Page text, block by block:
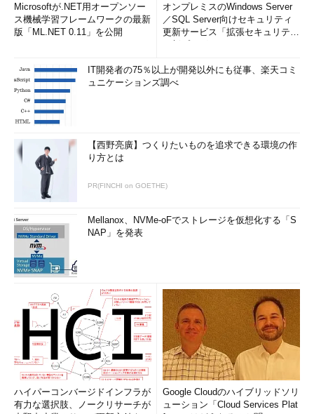
Microsoftが.NET用オープンソー
ス機械学習フレームワークの最新
版「ML.NET 0.11」を公開
オンプレミスのWindows Server
／SQL Server向けセキュリティ
更新サービス「拡張セキュリティ
IT開発者の75％以上が開発以外にも従事、楽天コミ
ュニケーションズ調べ
【西野亮廣】つくりたいものを追求できる環境の作
り方とは
PR(FINCHI on GOETHE)
Mellanox、NVMe-oFでストレージを仮想化する「S
NAP」を発表
ハイパーコンバージドインフラが
有力な選択肢、ノークリサーチが
Google Cloudのハイブリッドソリ
ューション「Cloud Services Plat